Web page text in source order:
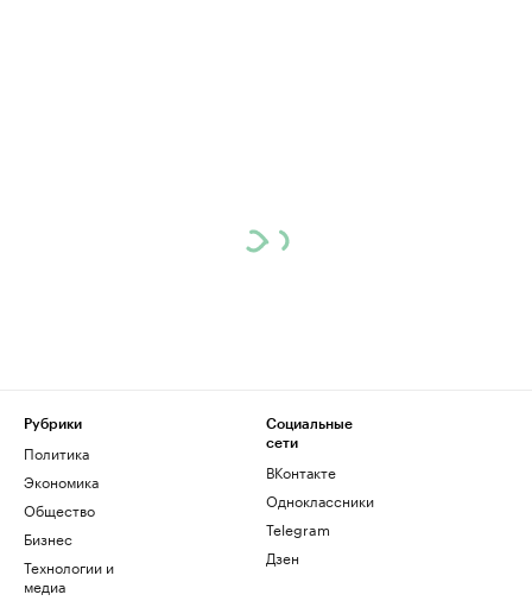
Рубрики
Политика
Экономика
Общество
Бизнес
Технологии и
медиа
Социальные
сети
ВКонтакте
Одноклассники
Telegram
Дзен